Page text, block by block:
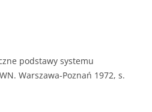
podstawy systemu
Warszawa-Poznań 1972, s.